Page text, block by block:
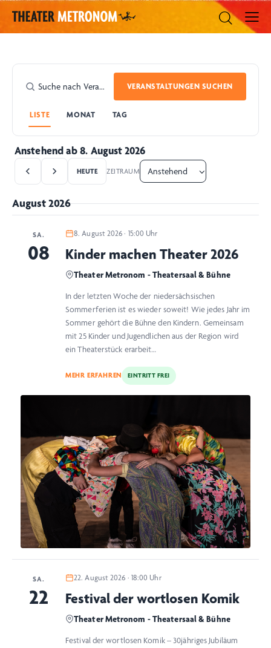
VERANSTALTUNGEN SUCHEN
LISTE MONAT TAG
HEUTE
Anstehend ab 8. August 2026
ZEITRAUM
August 2026
SA.
08
8. August 2026 · 15:00 Uhr
Kinder machen Theater 2026
Theater Metronom - Theatersaal & Bühne
In der letzten Woche der niedersächsischen
Sommerferien ist es wieder soweit! Wie jedes Jahr im
Sommer gehört die Bühne den Kindern. Gemeinsam
mit 25 Kinder und Jugendlichen aus der Region wird
ein Theaterstück erarbeit…
MEHR ERFAHREN EINTRITT FREI
SA.
22
22. August 2026 · 18:00 Uhr
Festival der wortlosen Komik
Theater Metronom - Theatersaal & Bühne
Festival der wortlosen Komik – 30jähriges Jubiläum